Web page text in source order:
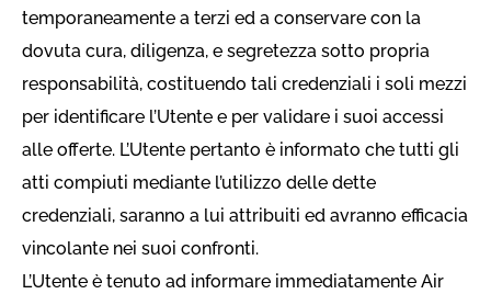
temporaneamente a terzi ed a conservare con la
dovuta cura, diligenza, e segretezza sotto propria
responsabilità, costituendo tali credenziali i soli mezzi
per identificare l’Utente e per validare i suoi accessi
alle offerte. L’Utente pertanto è informato che tutti gli
atti compiuti mediante l’utilizzo delle dette
credenziali, saranno a lui attribuiti ed avranno efficacia
vincolante nei suoi confronti.
L’Utente è tenuto ad informare immediatamente Air